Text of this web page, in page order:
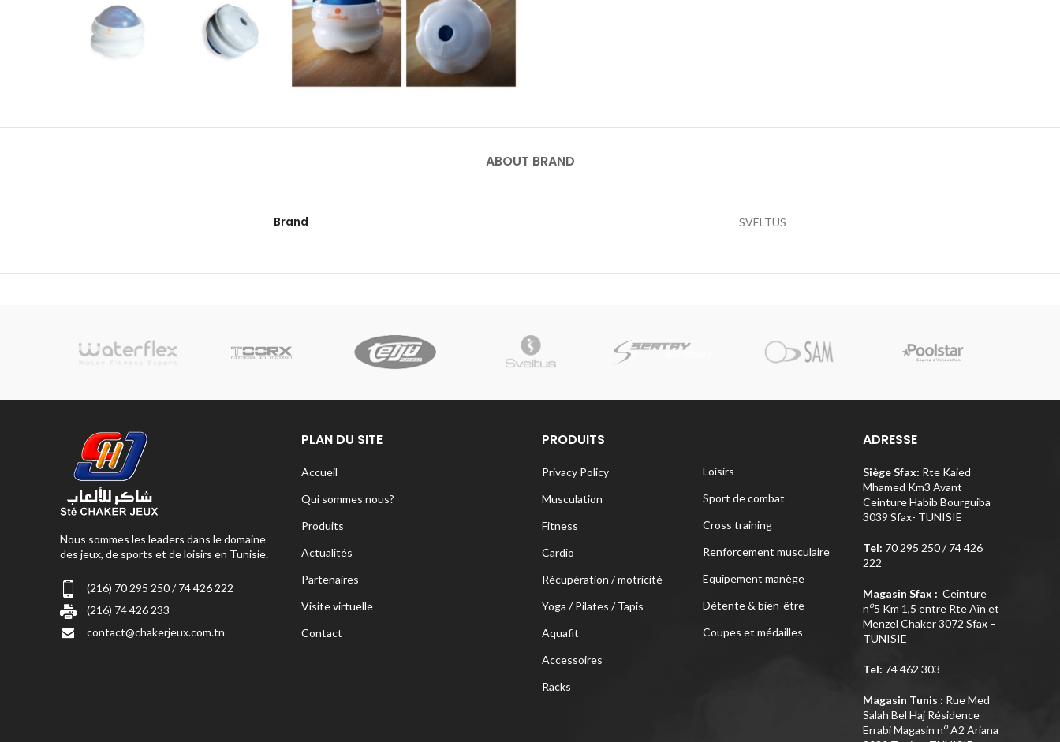
ABOUT BRAND
Brand SVELTUS
Nous sommes les leaders dans le domaine
des jeux, de sports et de loisirs en Tunisie.
(216) 70 295 250 / 74 426 222
(216) 74 426 233
contact@chakerjeux.com.tn
PLAN DU SITE
Accueil
Qui sommes nous?
Produits
Actualités
Partenaires
Visite virtuelle
Contact
PRODUITS
Privacy Policy
Musculation
Fitness
Cardio
Récupération / motricité
Yoga / Pilates / Tapis
Aquafit
Accessoires
Racks
Loisirs
Sport de combat
Cross training
Renforcement musculaire
Equipement manège
Détente & bien-être
Coupes et médailles
ADRESSE
Siège Sfax: Rte Kaied
Mhamed Km3 Avant
Ceinture Habib Bourguiba
3039 Sfax- TUNISIE
Tel: 70 295 250 / 74 426
222
Magasin Sfax : Ceinture
no5 Km 1,5 entre Rte Aïn et
Menzel Chaker 3072 Sfax –
TUNISIE
Tel: 74 462 303
Magasin Tunis : Rue Med
Salah Bel Haj Résidence
Errabi Magasin noA2 Ariana